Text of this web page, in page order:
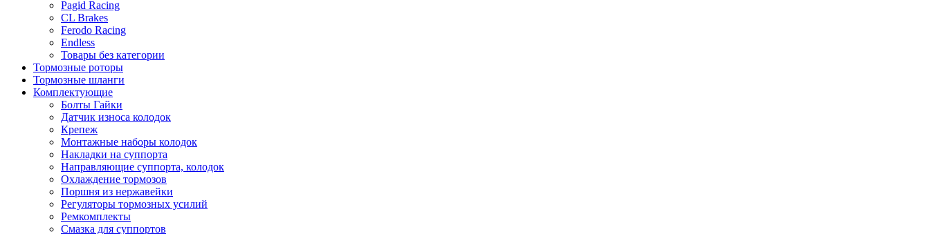
Pagid Racing
CL Brakes
Ferodo Racing
Endless
Товары без категории
Тормозные роторы
Тормозные шланги
Комплектующие
Болты Гайки
Датчик износа колодок
Крепеж
Монтажные наборы колодок
Накладки на суппорта
Направляющие суппорта, колодок
Охлаждение тормозов
Поршня из нержавейки
Регуляторы тормозных усилий
Ремкомплекты
Смазка для суппортов